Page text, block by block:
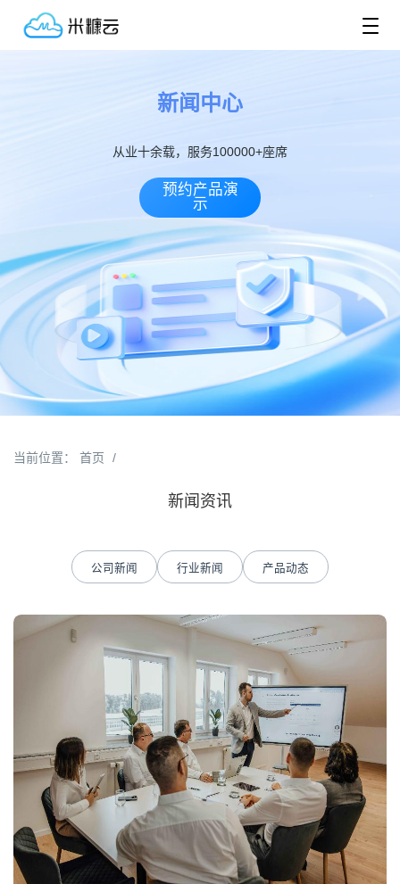
新闻中心
从业十余载，服务100000+座席
预约产品演
示
当前位置： 首页 /
新闻资讯
公司新闻 行业新闻 产品动态